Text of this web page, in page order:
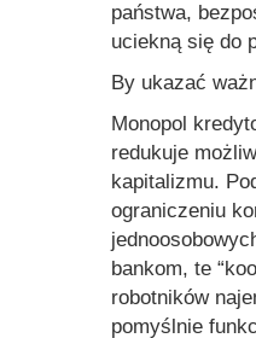
państwa,
uciekną się do
By ukazać
Monopol
redukuje
kapitalizmu.
ograniczeniu
bankom, te
robotników
pomyślnie